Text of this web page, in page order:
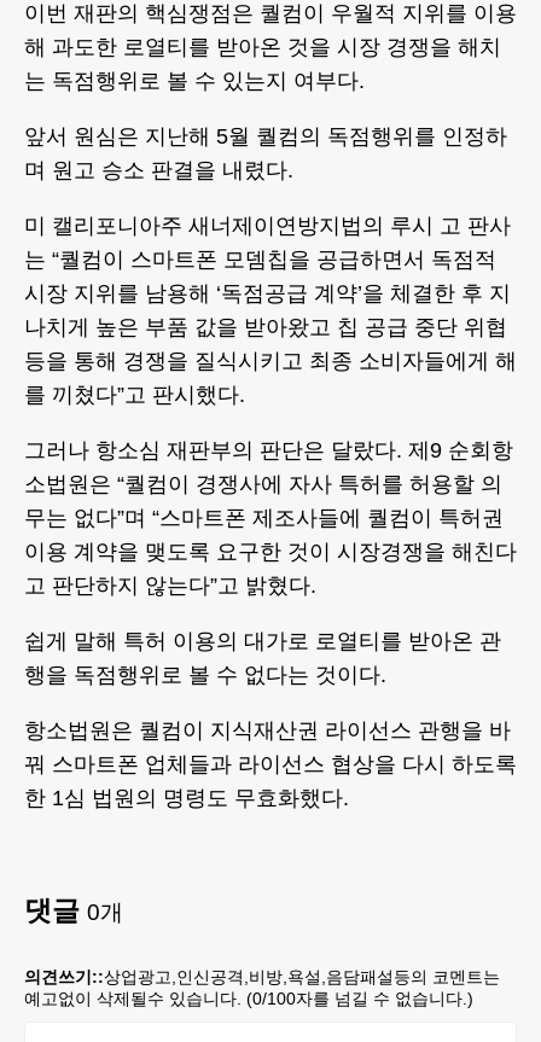
이번 재판의 핵심쟁점은 퀄컴이 우월적 지위를 이용
해 과도한 로열티를 받아온 것을 시장 경쟁을 해치
는 독점행위로 볼 수 있는지 여부다.
앞서 원심은 지난해 5월 퀄컴의 독점행위를 인정하
며 원고 승소 판결을 내렸다.
미 캘리포니아주 새너제이연방지법의 루시 고 판사
는 “퀄컴이 스마트폰 모뎀칩을 공급하면서 독점적
시장 지위를 남용해 ‘독점공급 계약’을 체결한 후 지
나치게 높은 부품 값을 받아왔고 칩 공급 중단 위협
등을 통해 경쟁을 질식시키고 최종 소비자들에게 해
를 끼쳤다”고 판시했다.
그러나 항소심 재판부의 판단은 달랐다. 제9 순회항
소법원은 “퀄컴이 경쟁사에 자사 특허를 허용할 의
무는 없다”며 “스마트폰 제조사들에 퀄컴이 특허권
이용 계약을 맺도록 요구한 것이 시장경쟁을 해친다
고 판단하지 않는다”고 밝혔다.
쉽게 말해 특허 이용의 대가로 로열티를 받아온 관
행을 독점행위로 볼 수 없다는 것이다.
항소법원은 퀄컴이 지식재산권 라이선스 관행을 바
꿔 스마트폰 업체들과 라이선스 협상을 다시 하도록
한 1심 법원의 명령도 무효화했다.
댓글 0개
의견쓰기::상업광고,인신공격,비방,욕설,음담패설등의 코멘트는
예고없이 삭제될수 있습니다. (0/100자를 넘길 수 없습니다.)